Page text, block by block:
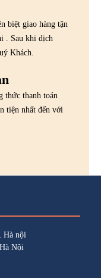
biệt giao hàng tận
. Sau khi dịch
Khách.
thức thanh toán
tiện nhất đến với
Hà nội
Nội